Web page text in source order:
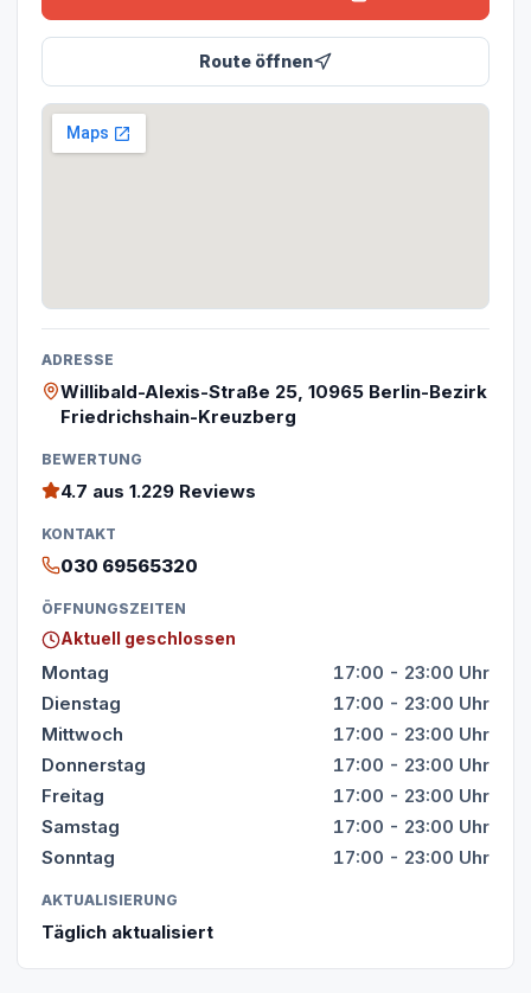
Route öffnen
ADRESSE
Willibald-Alexis-Straße 25, 10965 Berlin-Bezirk
Friedrichshain-Kreuzberg
BEWERTUNG
4.7 aus 1.229 Reviews
KONTAKT
030 69565320
ÖFFNUNGSZEITEN
Aktuell geschlossen
Montag
17:00 - 23:00 Uhr
Dienstag
17:00 - 23:00 Uhr
Mittwoch
17:00 - 23:00 Uhr
Donnerstag
17:00 - 23:00 Uhr
Freitag
17:00 - 23:00 Uhr
Samstag
17:00 - 23:00 Uhr
Sonntag
17:00 - 23:00 Uhr
AKTUALISIERUNG
Täglich aktualisiert